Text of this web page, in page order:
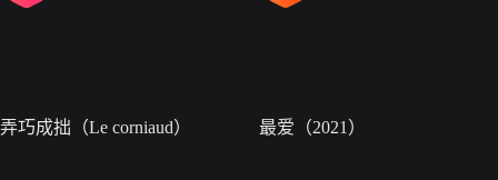
弄巧成拙（Le corniaud） 最爱（2021）